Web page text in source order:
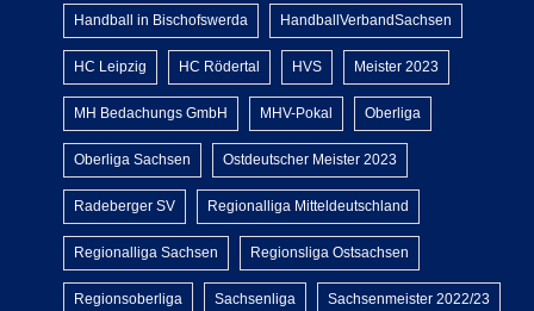
Handball in Bischofswerda HandballVerbandSachsen
HC Leipzig HC Rödertal HVS Meister 2023
MH Bedachungs GmbH MHV-Pokal Oberliga
Oberliga Sachsen Ostdeutscher Meister 2023
Radeberger SV Regionalliga Mitteldeutschland
Regionalliga Sachsen Regionsliga Ostsachsen
Regionsoberliga Sachsenliga Sachsenmeister 2022/23